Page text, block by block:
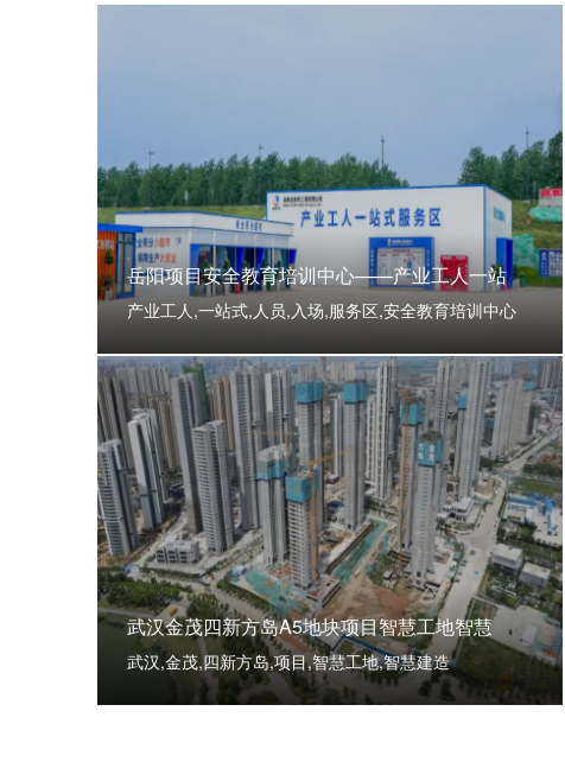
岳阳项目安全教育培训中心——产业工人一站
产业工人,一站式,人员,入场,服务区,安全教育培训中心
武汉金茂四新方岛A5地块项目智慧工地智慧
武汉,金茂,四新方岛,项目,智慧工地,智慧建造